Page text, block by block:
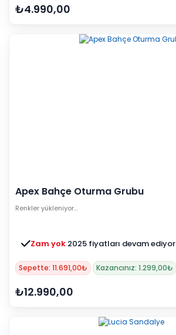
₺4.990,00
Apex Bahçe Oturma Grubu
Renkler yükleniyor…
Zam yok 2025 fiyatları devam ediyor
Sepette: 11.691,00₺ Kazancınız: 1.299,00₺
₺12.990,00